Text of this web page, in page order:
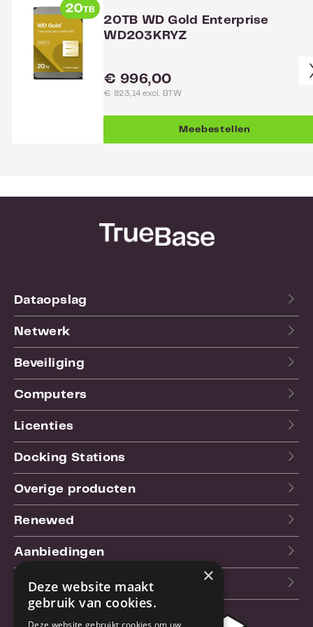
20TB WD Gold Enterprise
WD203KRYZ
Normale prijs:
€ 996,00
€ 823,14 excl. BTW
Meebestellen
Dataopslag
Netwerk
Beveiliging
Computers
Licenties
Docking Stations
Overige producten
Renewed
Aanbiedingen
Blog ×
Deze website maakt
gebruik van cookies.
Deze website gebruikt cookies om uw